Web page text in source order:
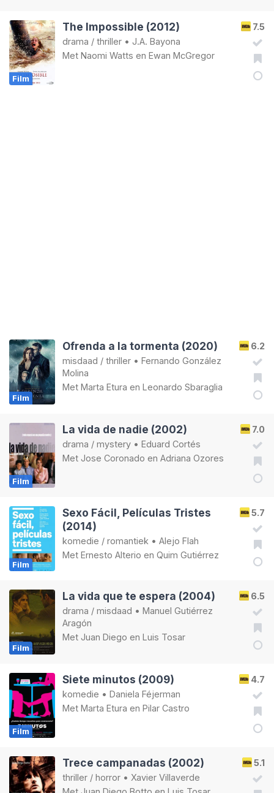
Film
7.5
The Impossible (2012)
drama / thriller • J.A. Bayona
Met Naomi Watts en Ewan McGregor
Film
6.2
Ofrenda a la tormenta (2020)
misdaad / thriller • Fernando González
Molina
Met Marta Etura en Leonardo Sbaraglia
Film
7.0
La vida de nadie (2002)
drama / mystery • Eduard Cortés
Met Jose Coronado en Adriana Ozores
Film
5.7
Sexo Fácil, Películas Tristes
(2014)
komedie / romantiek • Alejo Flah
Met Ernesto Alterio en Quim Gutiérrez
Film
6.5
La vida que te espera (2004)
drama / misdaad • Manuel Gutiérrez
Aragón
Met Juan Diego en Luis Tosar
Film
4.7
Siete minutos (2009)
komedie • Daniela Féjerman
Met Marta Etura en Pilar Castro
5.1
Trece campanadas (2002)
thriller / horror • Xavier Villaverde